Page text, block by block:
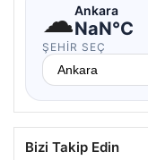
☁Ankara
NaN°C
ŞEHIR SEÇ
Bizi Takip Edin